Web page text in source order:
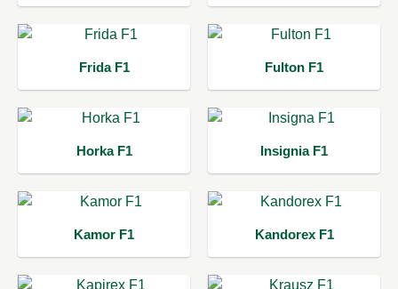
Frida F1 Fulton F1
Horka F1 Insignia F1
Kamor F1 Kandorex F1